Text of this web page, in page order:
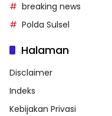
breaking news
Polda Sulsel
Halaman
Disclaimer
Indeks
Kebijakan Privasi